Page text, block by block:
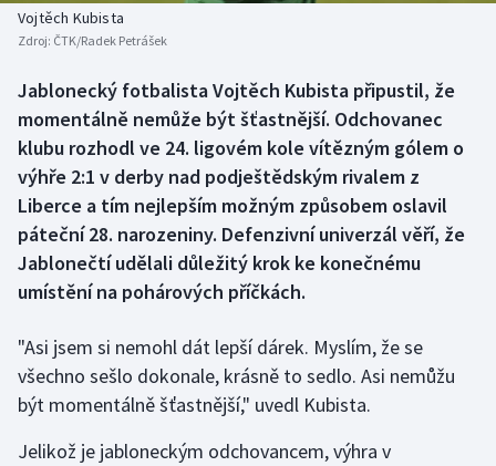
Biatlon
Box
Curling
Dostihy
Florbal
Golf
Gymnastika
Aplikace ČT sport
Vojtěch Kubista
Zdroj: ČTK/Radek Petrášek
Jablonecký fotbalista Vojtěch Kubista připustil, že
momentálně nemůže být šťastnější. Odchovanec
klubu rozhodl ve 24. ligovém kole vítězným gólem o
výhře 2:1 v derby nad podještědským rivalem z
Liberce a tím nejlepším možným způsobem oslavil
páteční 28. narozeniny. Defenzivní univerzál věří, že
Jablonečtí udělali důležitý krok ke konečnému
umístění na pohárových příčkách.
"Asi jsem si nemohl dát lepší dárek. Myslím, že se
všechno sešlo dokonale, krásně to sedlo. Asi nemůžu
být momentálně šťastnější," uvedl Kubista.
Jelikož je jabloneckým odchovancem, výhra v